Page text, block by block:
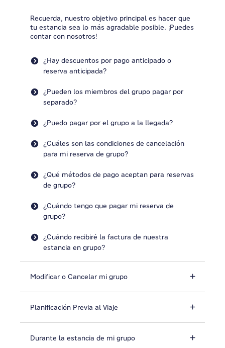
Recuerda, nuestro objetivo principal es hacer que
tu estancia sea lo más agradable posible. ¡Puedes
contar con nosotros!
¿Hay descuentos por pago anticipado o
reserva anticipada?
¿Pueden los miembros del grupo pagar por
separado?
¿Puedo pagar por el grupo a la llegada?
¿Cuáles son las condiciones de cancelación
para mi reserva de grupo?
¿Qué métodos de pago aceptan para reservas
de grupo?
¿Cuándo tengo que pagar mi reserva de
grupo?
¿Cuándo recibiré la factura de nuestra
estancia en grupo?
Modificar o Cancelar mi grupo
Planificación Previa al Viaje
Durante la estancia de mi grupo